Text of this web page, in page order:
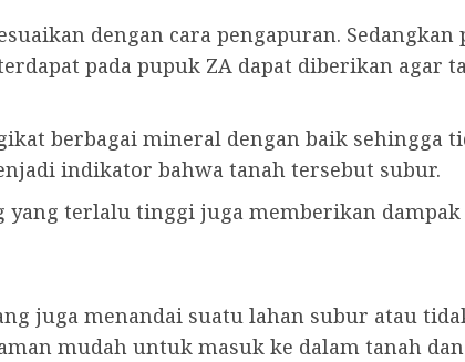
dengan cara pengapuran.
pada pupuk ZA dapat diberikan agar
berbagai mineral dengan baik sehingga
indikator bahwa tanah tersebut subur.
terlalu tinggi juga memberikan
juga menandai suatu lahan subur atau
mudah untuk masuk ke dalam tanah